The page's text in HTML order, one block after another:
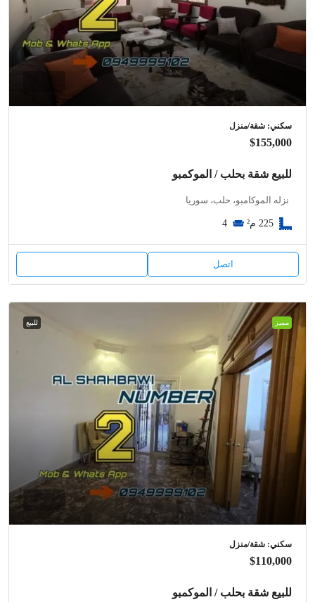
سكني: شقة/منزل
$155,000
للبيع شقة بحلب / الموكمبو
نزله الموكامبو، حلب، سوريا
225 م² 4
اتصل
مميز للبيع
سكني: شقة/منزل
$110,000
للبيع شقة بحلب / الموكمبو